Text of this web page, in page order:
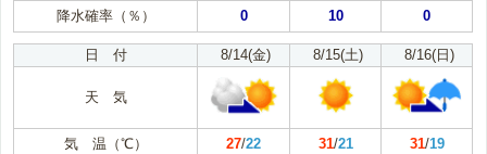
降水確率（％）
0 10 0
日 付 8/14(金) 8/15(土) 8/16(日)
天 気
気 温（℃） 27/22 31/21 31/19